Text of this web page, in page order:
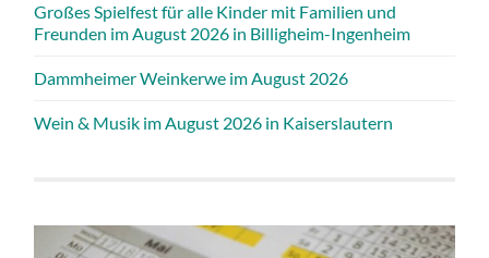
Großes Spielfest für alle Kinder mit Familien und
Freunden im August 2026 in Billigheim-Ingenheim
Dammheimer Weinkerwe im August 2026
Wein & Musik im August 2026 in Kaiserslautern